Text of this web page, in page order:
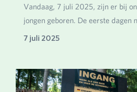
Vandaag, 7 juli 2025, zijn er bij
jongen geboren. De eerste dagen
7 juli 2025